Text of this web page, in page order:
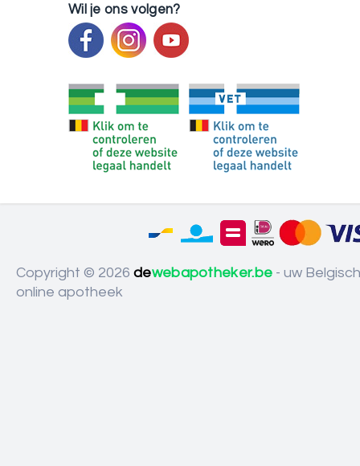
Wil je ons volgen?
Copyright © 2026 dewebapotheker.be - uw
online apotheek